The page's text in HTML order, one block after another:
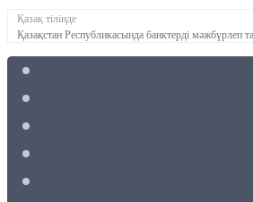
Қазақ тілінде
Қазақстан Республикасында банктерді мәжбүрлеп